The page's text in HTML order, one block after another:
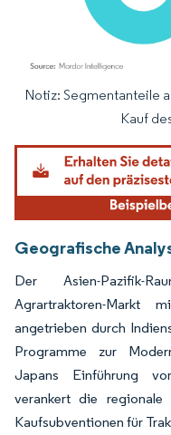
Bild © Mordor Intelligence.
Notiz: Segmentanteile
Kauf
Geografische
Der Asien-Pazifik-
Agrartraktoren-
angetrieben durch
Programme zur
Japans Einführung
verankert die regionale
Kaufsubventionen für